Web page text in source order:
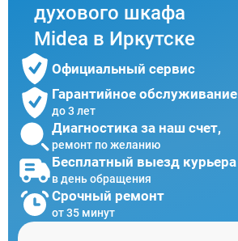
духового шкафа
Midea в Иркутске
Официальный сервис
Гарантийное обслуживание
до 3 лет
Диагностика за наш счет,
ремонт по желанию
Бесплатный выезд курьера
в день обращения
Срочный ремонт
от 35 минут